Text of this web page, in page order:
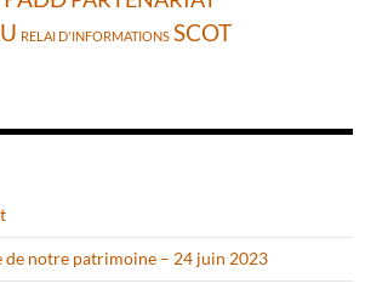
RELAI D'INFORMATIONS SCOT
de notre patrimoine – 24 juin 2023